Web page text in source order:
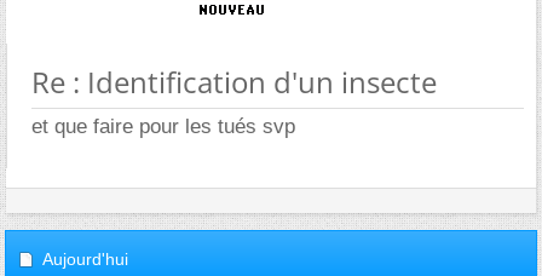
Re : Identification d'un insecte
et que faire pour les tués svp
Aujourd'hui